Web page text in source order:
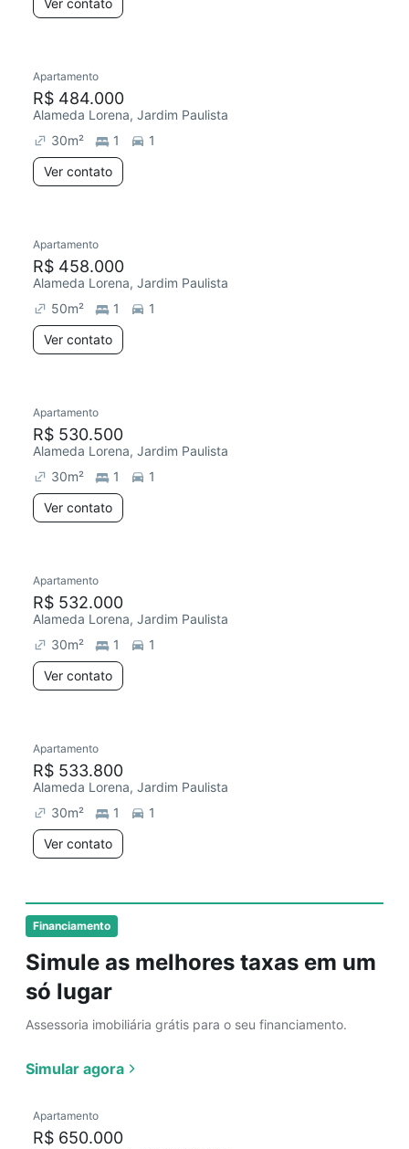
Financiamento
Simule as melhores taxas em um
só lugar
Assessoria imobiliária grátis para o seu financiamento.
Simular agora
Ver contato
Apartamento
R$ 484.000
Alameda Lorena, Jardim Paulista
30m² 1
1
Ver contato
Apartamento
R$ 458.000
Alameda Lorena, Jardim Paulista
50m² 1
1
Ver contato
Apartamento
R$ 530.500
Alameda Lorena, Jardim Paulista
30m² 1
1
Ver contato
Apartamento
R$ 532.000
Alameda Lorena, Jardim Paulista
30m² 1
1
Ver contato
Apartamento
R$ 533.800
Alameda Lorena, Jardim Paulista
30m² 1
1
Ver contato
Apartamento
R$ 650.000